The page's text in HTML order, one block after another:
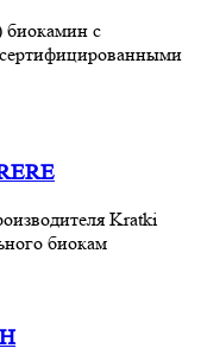
с
Kratki
биокам